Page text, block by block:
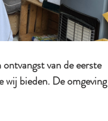
van de eerste
wij bieden. De omgeving